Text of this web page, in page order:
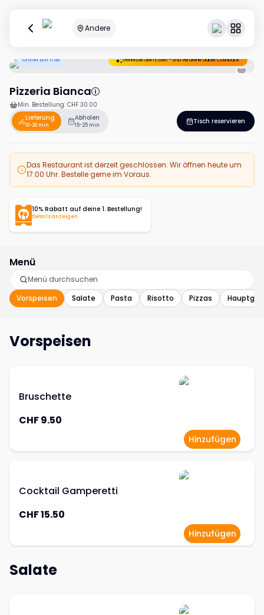
Andere
Öffnet um 17:00 Geniesse dein Essen – und verdiene dabei Cashback.
Pizzeria Bianca
Min. Bestellung: CHF 30.00
Lieferung
10-20 min
Abholen
15-25 min Tisch reservieren
Das Restaurant ist derzeit geschlossen. Wir öffnen heute um
17:00 Uhr. Bestelle gerne im Voraus.
10% Rabatt auf deine 1. Bestellung!
Details anzeigen
Menü
Vorspeisen Salate Pasta Risotto Pizzas
Vorspeisen
Bruschette
CHF 9.50
Hinzufügen
Cocktail Gamperetti
CHF 15.50
Hinzufügen
Salate